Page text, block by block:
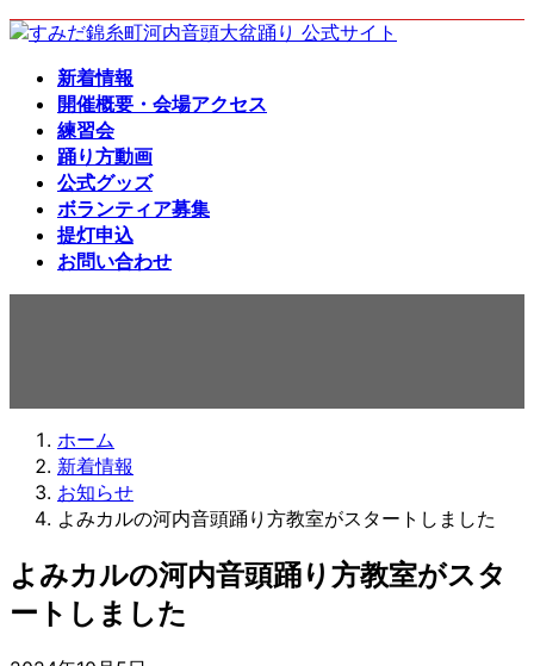
コ
ナ
新着情報
開催概要・会場アクセス
練習会
踊り方動画
公式グッズ
ボランティア募集
提灯申込
お問い合わせ
ホーム
新着情報
お知らせ
よみカルの河内音頭踊り方教室がスタートしました
よみカルの河内音頭踊り方教室がスタ
ートしました